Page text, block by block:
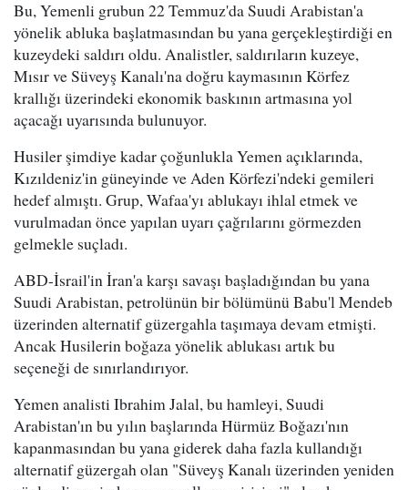
Bu, Yemenli grubun 22 Temmuz'da Suudi Arabistan'a
yönelik abluka başlatmasından bu yana gerçekleştirdiği en
kuzeydeki saldırı oldu. Analistler, saldırıların kuzeye,
Mısır ve Süveyş Kanalı'na doğru kaymasının Körfez
krallığı üzerindeki ekonomik baskının artmasına yol
açacağı uyarısında bulunuyor.
Husiler şimdiye kadar çoğunlukla Yemen açıklarında,
Kızıldeniz'in güneyinde ve Aden Körfezi'ndeki gemileri
hedef almıştı. Grup, Wafaa'yı ablukayı ihlal etmek ve
vurulmadan önce yapılan uyarı çağrılarını görmezden
gelmekle suçladı.
ABD-İsrail'in İran'a karşı savaşı başladığından bu yana
Suudi Arabistan, petrolünün bir bölümünü Babu'l Mendeb
üzerinden alternatif güzergahla taşımaya devam etmişti.
Ancak Husilerin boğaza yönelik ablukası artık bu
seçeneği de sınırlandırıyor.
Yemen analisti Ibrahim Jalal, bu hamleyi, Suudi
Arabistan'ın bu yılın başlarında Hürmüz Boğazı'nın
kapanmasından bu yana giderek daha fazla kullandığı
alternatif güzergah olan "Süveyş Kanalı üzerinden yeniden